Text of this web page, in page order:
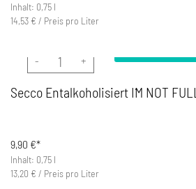
Inhalt: 0,75 l
14,53 € / Preis pro Liter
Secco Entalkoholisiert I´M NOT FULL Menge
Secco Entalkoholisiert I´M NOT FULL
9,90 €*
Inhalt: 0,75 l
13,20 € / Preis pro Liter